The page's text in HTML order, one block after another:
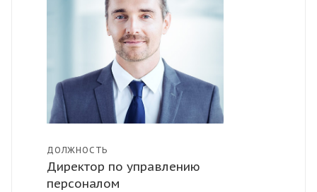
ДОЛЖНОСТЬ
Директор по управлению
персоналом